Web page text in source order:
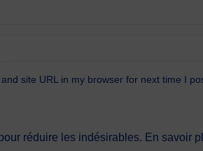
site URL in my browser for next time I
réduire les indésirables. En savoir